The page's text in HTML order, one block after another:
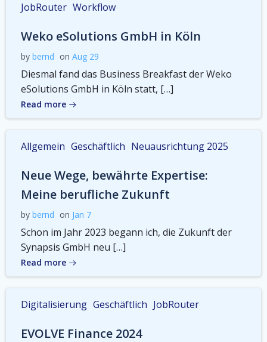
JobRouter Workflow
Weko eSolutions GmbH in Köln
by bernd on Aug 29
Diesmal fand das Business Breakfast der Weko
eSolutions GmbH in Köln statt, […]
Read more
Allgemein Geschäftlich Neuausrichtung 2025
Neue Wege, bewährte Expertise:
Meine berufliche Zukunft
by bernd on Jan 7
Schon im Jahr 2023 begann ich, die Zukunft der
Synapsis GmbH neu […]
Read more
Digitalisierung Geschäftlich JobRouter
EVOLVE Finance 2024